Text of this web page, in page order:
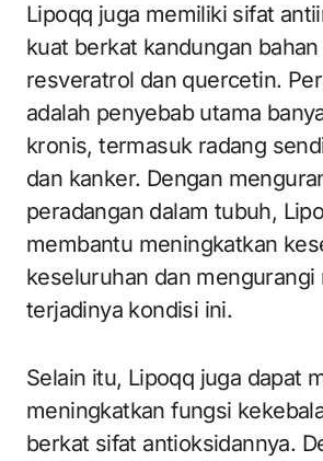
Lipoqq juga memiliki sifat
kuat berkat kandungan
resveratrol dan quercetin.
adalah penyebab utama
kronis, termasuk radang
dan kanker. Dengan
peradangan dalam tubuh,
membantu meningkatkan
keseluruhan dan mengurangi
terjadinya kondisi ini.
Selain itu, Lipoqq juga dapat
meningkatkan fungsi
berkat sifat antioksidannya.